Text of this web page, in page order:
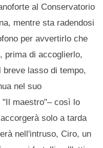
al Conservatorio
mentre sta radendosi
per avvertirlo che
prima di accoglierlo,
lasso di tempo,
nel suo
"Il maestro"– così lo
solo a tarda
nell'intruso, Ciro, un